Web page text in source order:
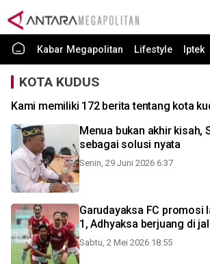
Kabar Megapolitan Lifestyle Iptek
KOTA KUDUS
Kami memiliki 172 berita tentang kota
Menua bukan akhir kisah,
sebagai solusi nyata
Senin, 29 Juni 2026 6:37
Garudayaksa FC promosi
1, Adhyaksa berjuang di
Sabtu, 2 Mei 2026 18:55